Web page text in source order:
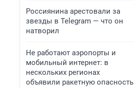
Россиянина арестовали за
звезды в Telegram — что он
натворил
Не работают аэропорты и
мобильный интернет: в
нескольких регионах
объявили ракетную опасность